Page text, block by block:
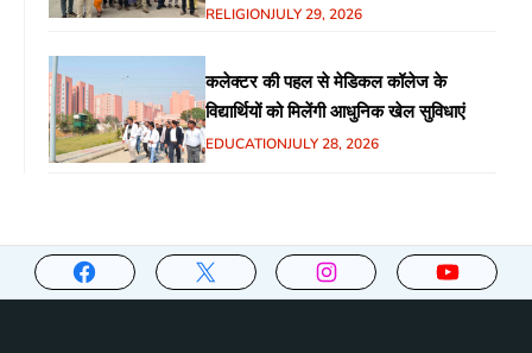
RELIGIONJULY 29, 2026
कलेक्टर की पहल से मेडिकल कॉलेज के
विद्यार्थियों को मिलेंगी आधुनिक खेल सुविधाएं
EDUCATIONJULY 28, 2026